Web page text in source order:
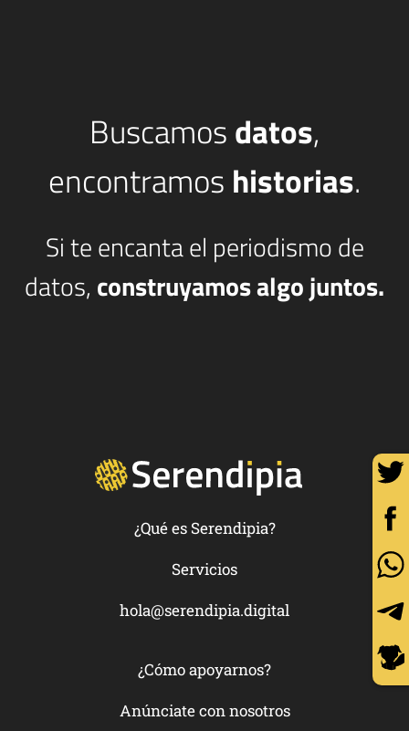
Buscamosdatos,
encontramos historias.
Si te encanta el periodismo de
datos, construyamos algo juntos.
¿Qué es Serendipia?
Servicios
hola@serendipia.digital
¿Cómo apoyarnos?
Anúnciate con nosotros